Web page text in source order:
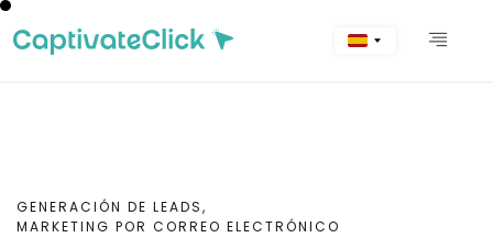
GENERACIÓN DE LEADS,
MARKETING POR CORREO ELECTRÓNICO